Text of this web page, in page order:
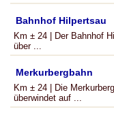
Bahnhof Hilpertsau
Km ± 24 | Der Bahnhof
über ...
Merkurbergbahn
Km ± 24 | Die
überwindet auf ...